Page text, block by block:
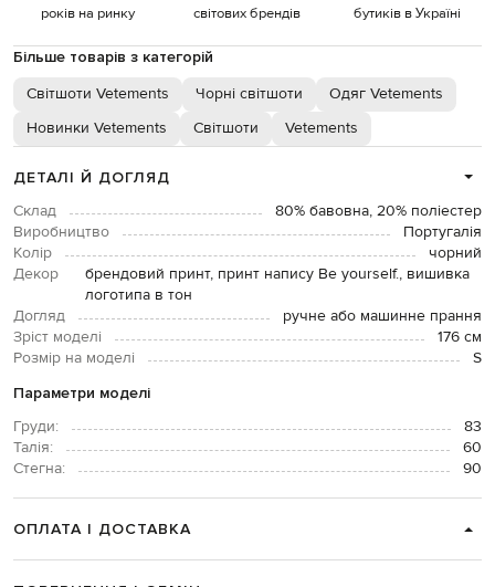
років на ринку світових брендів бутиків в Україні
Більше товарів з категорій
Світшоти Vetements Чорні світшоти
Одяг Vetements
Новинки Vetements
Світшоти Vetements
ДЕТАЛІ Й ДОГЛЯД
Склад
80% бавовна, 20% поліестер
Виробництво
Португалія
Колір
чорний
Декор
брендовий принт, принт напису Be yourself., вишивка
логотипа в тон
Догляд
ручне або машинне прання
Зріст моделі
176 см
Розмір на моделі
S
Параметри моделі
Груди:
83
Талія:
60
Стегна:
90
ОПЛАТА І ДОСТАВКА